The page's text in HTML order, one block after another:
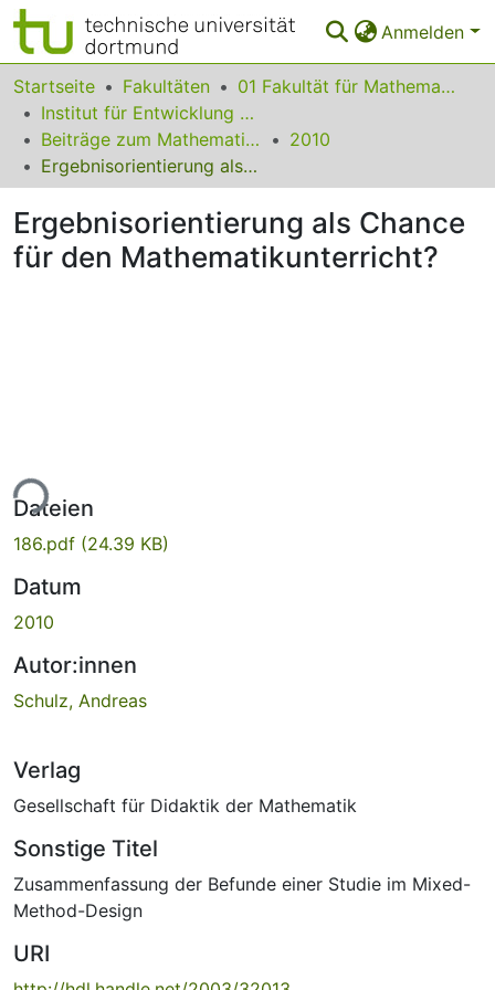
Anmelden
Bereiche & Sammlungen
Das gesamte Repositorium
Statistiken
FAQ
Leitlinien
Startseite Fakultäten
01 Fakultät für Mathematik
Institut für Entwicklung und Erforschung des Mathematikunterrichts
Beiträge zum Mathematikunterricht
2010
Ergebnisorientierung als Chance für den Mathematikunterricht?
Ergebnisorientierung als Chance
für den Mathematikunterricht?
Dateien
186.pdf (24.39 KB)
Datum
2010
Autor:innen
Schulz, Andreas
Verlag
Gesellschaft für Didaktik der Mathematik
Sonstige Titel
Zusammenfassung der Befunde einer Studie im Mixed-
Method-Design
URI